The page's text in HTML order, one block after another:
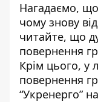
Нагадаємо, що
чому знову
читайте, що
повернення
Крім цього, у
повернення
“Укренерго”